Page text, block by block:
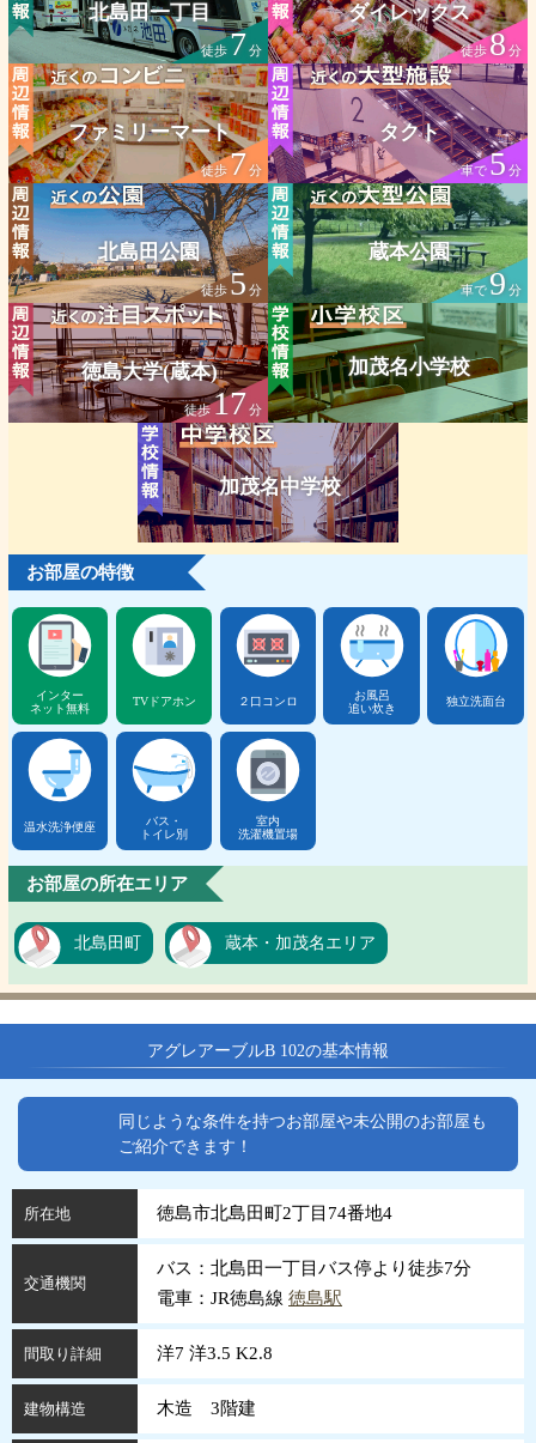
北島田一丁目
徒歩7分
ダイレックス
徒歩8分
ファミリーマート
徒歩7分
タクト
車で5分
北島田公園
徒歩5 分
蔵本公園
車で9分
徳島大学(蔵本)
徒歩17分
加茂名小学校
加茂名中学校
お部屋の特徴
インター
ネット無料
TVドアホン ２口コンロ
お風呂
追い炊き
独立洗面台
温水洗浄便座
バス・
トイレ別
室内
洗濯機置場
お部屋の所在エリア
北島田町 蔵本・加茂名エリア
アグレアーブルB 102の基本情報
同じような条件を持つお部屋や未公開のお部屋も
ご紹介できます！
所在地 徳島市北島田町2丁目74番地4
交通機関
バス：北島田一丁目バス停より徒歩7分
電車：JR徳島線 徳島駅
間取り詳細 洋7 洋3.5 K2.8
建物構造 木造 3階建